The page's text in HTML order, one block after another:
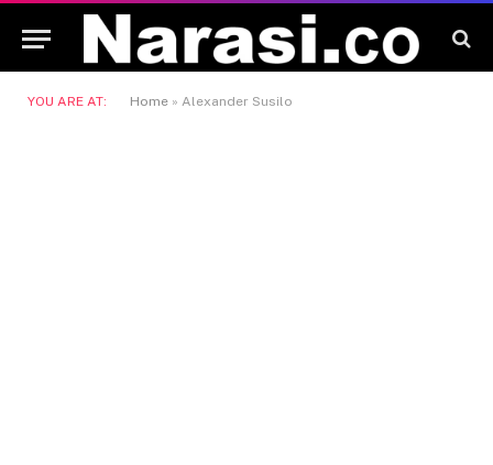
YOU ARE AT: Home » Alexander Susilo